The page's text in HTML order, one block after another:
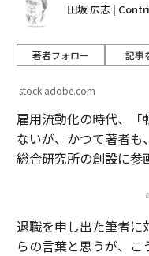
田坂 広志 |
著者フォロー 記事
stock.adobe.com
雇用流動化の時代、「
ないが、かつて著者も
総合研究所の創設に参
退職を申し出た筆者に
らの言葉と思うが、こ